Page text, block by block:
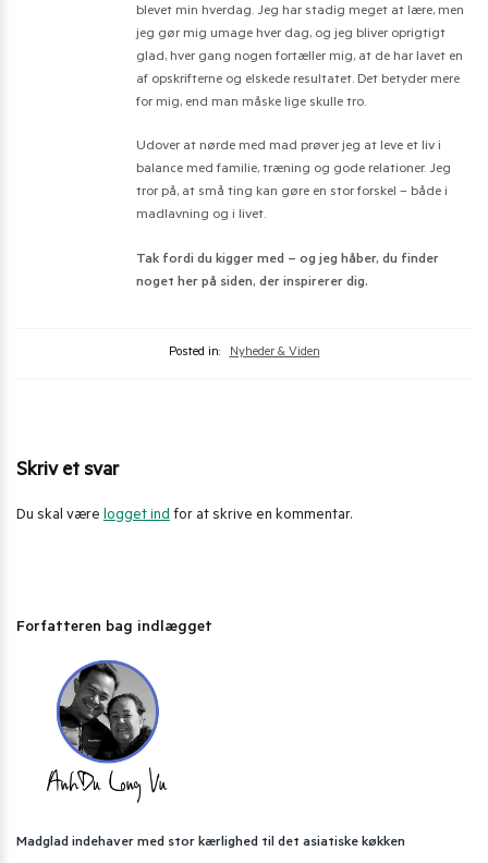
blevet min hverdag. Jeg har stadig meget at lære, men
jeg gør mig umage hver dag, og jeg bliver oprigtigt
glad, hver gang nogen fortæller mig, at de har lavet en
af opskrifterne og elskede resultatet. Det betyder mere
for mig, end man måske lige skulle tro.
Udover at nørde med mad prøver jeg at leve et liv i
balance med familie, træning og gode relationer. Jeg
tror på, at små ting kan gøre en stor forskel – både i
madlavning og i livet.
Tak fordi du kigger med – og jeg håber, du finder
noget her på siden, der inspirerer dig.
Posted in: Nyheder & Viden
Skriv et svar
Du skal være logget ind for at skrive en kommentar.
Forfatteren bag indlægget
Madglad indehaver med stor kærlighed til det asiatiske køkken